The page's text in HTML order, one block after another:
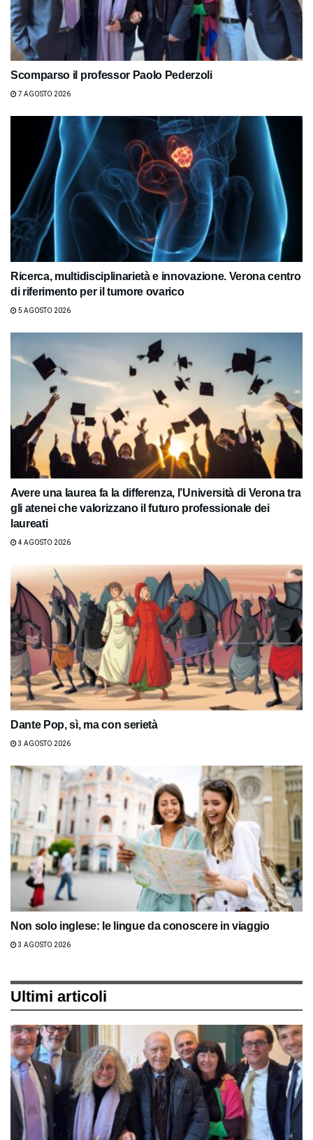
Scomparso il professor Paolo Pederzoli
7 AGOSTO 2026
Ricerca, multidisciplinarietà e innovazione. Verona centro
di riferimento per il tumore ovarico
5 AGOSTO 2026
Avere una laurea fa la differenza, l’Università di Verona tra
gli atenei che valorizzano il futuro professionale dei
laureati
4 AGOSTO 2026
Dante Pop, sì, ma con serietà
3 AGOSTO 2026
Non solo inglese: le lingue da conoscere in viaggio
3 AGOSTO 2026
Ultimi articoli